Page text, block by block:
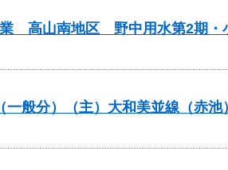
高山南地区 野中用水第2期・
般分）（主）大和美並線（赤